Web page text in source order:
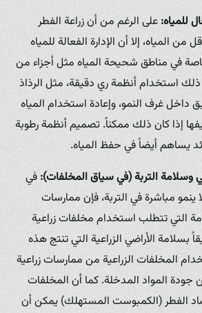
للمياه:على الرغم من أن زراعة الفطر
المياه، إلا أن الإدارة الفعالة للمياه
في مناطق شحيحة المياه مثل أجزاء من
استخدام أنظمة ري دقيقة، مثل الرذاذ
داخل غرف النمو، وإعادة استخدام المياه
إذا كان ذلك ممكناً. تصميم أنظمة رطوبة
يساهم أيضاً في حفظ المياه.
وسلامة التربة (في سياق المخلفات):في
ينمو مباشرة في التربة، فإن ممارسات
التي تتطلب استخدام مخلفات زراعية
بسلامة الأراضي الزراعية التي تنتج هذه
المخلفات الزراعية من ممارسات زراعية
المواد المدخلة. كما أن المخلفات
الفطر (الكمبوست المستهلك) يمكن أن